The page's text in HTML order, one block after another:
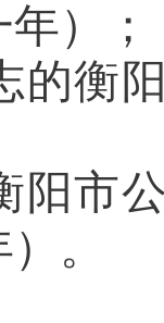
）；
的衡
阳市
。